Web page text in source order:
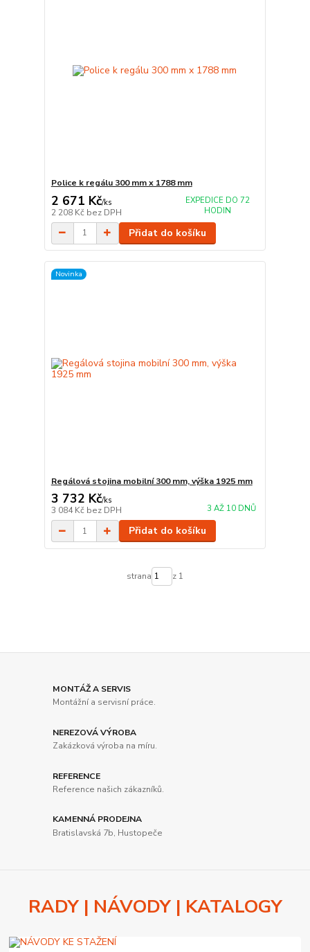
Police k regálu 300 mm x 1788 mm
2 671 Kč/ks
2 208 Kč bez DPH
EXPEDICE DO 72
HODIN
Přidat do košíku
Novinka
Regálová stojina mobilní 300 mm, výška 1925 mm
3 732 Kč/ks
3 084 Kč bez DPH 3 AŽ 10 DNŮ
Přidat do košíku
strana z 1
MONTÁŽ A SERVIS
Montážní a servisní práce.
NEREZOVÁ VÝROBA
Zakázková výroba na míru.
REFERENCE
Reference našich zákazníků.
KAMENNÁ PRODEJNA
Bratislavská 7b, Hustopeče
RADY | NÁVODY | KATALOGY